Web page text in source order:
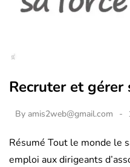
Recruter et gérer
By amis2web@gmail.com
Résumé Tout le monde le
emploi aux dirigeants